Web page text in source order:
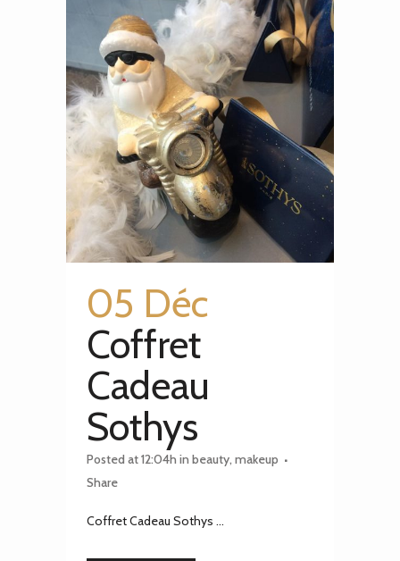
05 Déc
Coffret
Cadeau
Sothys
Posted at 12:04h in beauty, makeup
Share
Coffret Cadeau Sothys ...